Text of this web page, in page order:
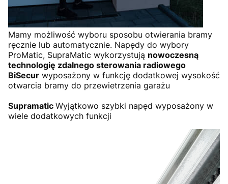
Mamy możliwość wyboru sposobu otwierania bramy
ręcznie lub automatycznie. Napędy do wybory
ProMatic, SupraMatic wykorzystują nowoczesną
technologię zdalnego sterowania radiowego
BiSecur wyposażony w funkcję dodatkowej wysokość
otwarcia bramy do przewietrzenia garażu
Supramatic Wyjątkowo szybki napęd wyposażony w
wiele dodatkowych funkcji